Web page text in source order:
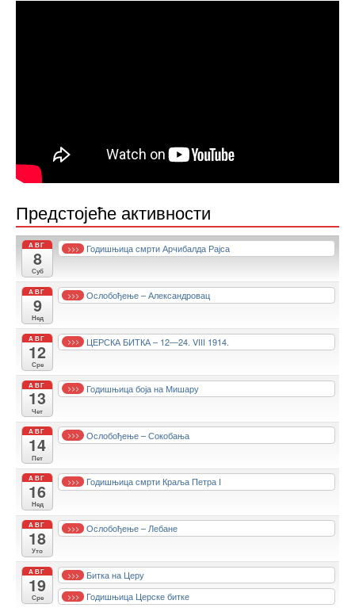
Предстојеће активности
АВГ
8
Суб
>>> Годишњица смрти Арчибалда Рајса
АВГ
9
Нед
>>> Ослобођење – Александровац
АВГ
12
Сре
>>> ЦЕРСКА БИТКА – 12—24. VIII 1914.
АВГ
13
Чет
>>> Годишњица боја на Мишару
АВГ
14
Пет
>>> Ослобођење – Сокобања
АВГ
16
Нед
>>> Годишњица смрти Краља Петра I
АВГ
18
Уто
>>> Ослобођење – Лебане
АВГ
19
Сре
>>> Битка на Церу
>>> Годишњица Церске битке